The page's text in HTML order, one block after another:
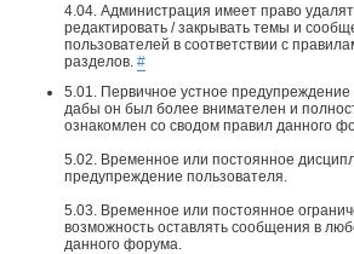
4.04. Администрация имеет право
редактировать / закрывать темы и
пользователей в соответствии с
разделов. #
5.01. Первичное устное предупреждение
дабы он был более внимателен и
ознакомлен со сводом правил данного
5.02. Временное или постоянное
предупреждение пользователя.
5.03. Временное или постоянное
возможность оставлять сообщения в
данного форума.